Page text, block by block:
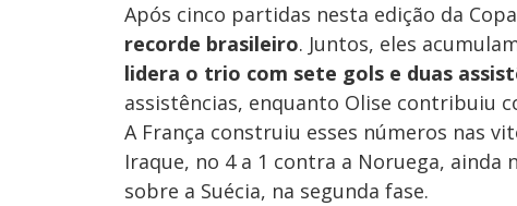
Após cinco partidas nesta edição da
recorde brasileiro. Juntos, eles
lidera o trio com sete gols e duas
assistências, enquanto Olise contribuiu
A França construiu esses números nas
Iraque, no 4 a 1 contra a Noruega, ainda
sobre a Suécia, na segunda fase.